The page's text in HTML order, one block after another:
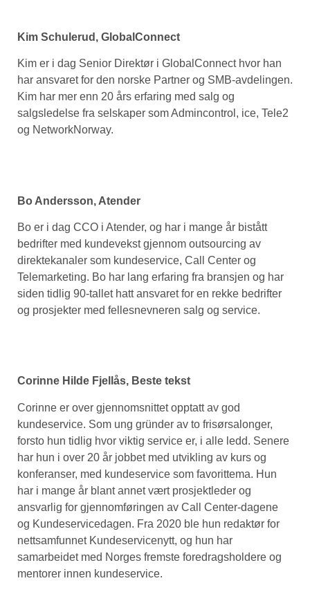
Kim Schulerud, GlobalConnect
Kim er i dag Senior Direktør i GlobalConnect hvor han
har ansvaret for den norske Partner og SMB-avdelingen.
Kim har mer enn 20 års erfaring med salg og
salgsledelse fra selskaper som Admincontrol, ice, Tele2
og NetworkNorway.
Bo Andersson, Atender
Bo er i dag CCO i Atender, og har i mange år bistått
bedrifter med kundevekst gjennom outsourcing av
direktekanaler som kundeservice, Call Center og
Telemarketing. Bo har lang erfaring fra bransjen og har
siden tidlig 90-tallet hatt ansvaret for en rekke bedrifter
og prosjekter med fellesnevneren salg og service.
Corinne Hilde Fjellås, Beste tekst
Corinne er over gjennomsnittet opptatt av god
kundeservice. Som ung gründer av to frisørsalonger,
forsto hun tidlig hvor viktig service er, i alle ledd. Senere
har hun i over 20 år jobbet med utvikling av kurs og
konferanser, med kundeservice som favorittema. Hun
har i mange år blant annet vært prosjektleder og
ansvarlig for gjennomføringen av Call Center-dagene
og Kundeservicedagen. Fra 2020 ble hun redaktør for
nettsamfunnet Kundeservicenytt, og hun har
samarbeidet med Norges fremste foredragsholdere og
mentorer innen kundeservice.